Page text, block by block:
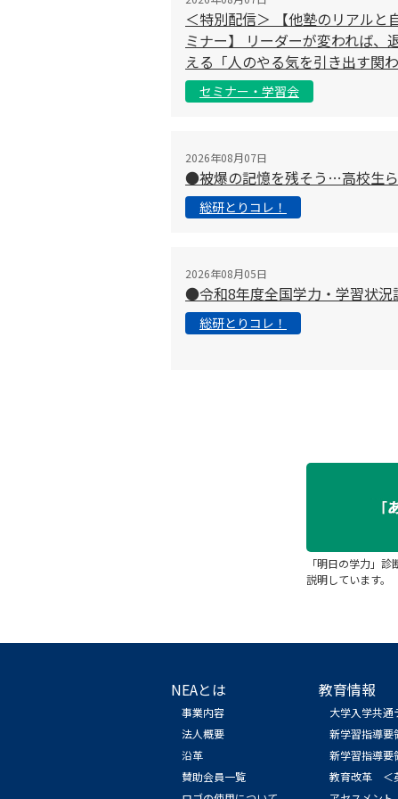
＜特別配信＞ 【他塾のリアルと
ミナー】 リーダーが変われば、
える「人のやる気を引き出す関
セミナー・学習会
2026年08月07日
●被爆の記憶を残そう…高校生
総研とりコレ！
2026年08月05日
●令和8年度全国学力・学習状況
総研とりコレ！
「明日の学力」
説明しています。
NEAとは
事業内容
法人概要
沿革
賛助会員一覧
教育情報
大学入学共通
新学習指導
新学習指導
教育改革 ＜